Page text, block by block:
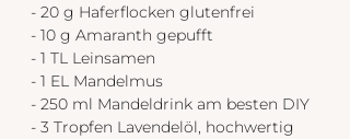
- 20 g Haferflocken glutenfrei
- 10 g Amaranth gepufft
- 1 TL Leinsamen
- 1 EL Mandelmus
- 250 ml Mandeldrink am besten DIY
- 3 Tropfen Lavendelöl, hochwertig